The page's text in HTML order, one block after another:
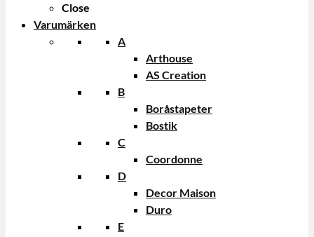
Close
Varumärken
A
Arthouse
AS Creation
B
Boråstapeter
Bostik
C
Coordonne
D
Decor Maison
Duro
E